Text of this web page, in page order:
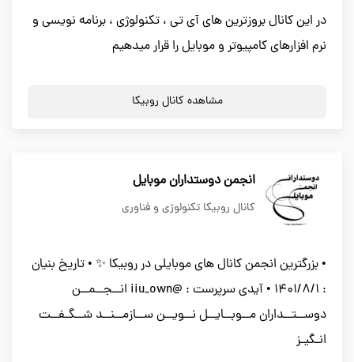
در این کانال بروزترین های آی تی ، تکنولوژی ، برنامه نویسی و
نرم افزارهای کامپیوتر و موبایل را قرار میدهیم
مشاهده کانال روبیکا
انجمن دوستداران موبایل
کانال روبیکا تکنولوژی و فناوری
• بزرگترین انجمن کانال های موبایلی در روبیکا ✨ • تاریخ بنیان
: 1401/8/1 • آیدی سرپرست : @iiu_own انــجــمــن
دوســتــداران مــوبــایــل نــویــن ســازمــنــد شــگـفــت
انـگیـز